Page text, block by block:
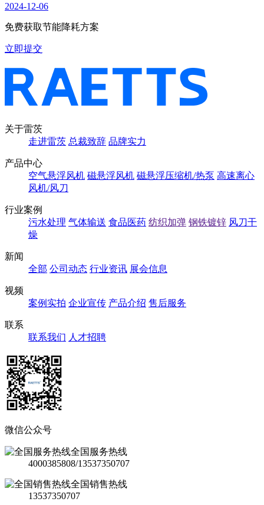
2024-12-06
免费获取节能降耗方案
立即提交
关于雷茨
走进雷茨 总裁致辞 品牌实力
产品中心
空气悬浮风机 磁悬浮风机 磁悬浮压缩机/热泵 高速离心
风机/风刀
行业案例
污水处理 气体输送 食品医药 纺织加弹 钢铁镀锌 风刀干
燥
新闻
全部 公司动态 行业资讯 展会信息
视频
案例实拍 企业宣传 产品介绍 售后服务
联系
联系我们 人才招聘
微信公众号
全国服务热线
4000385808/13537350707
全国销售热线
13537350707